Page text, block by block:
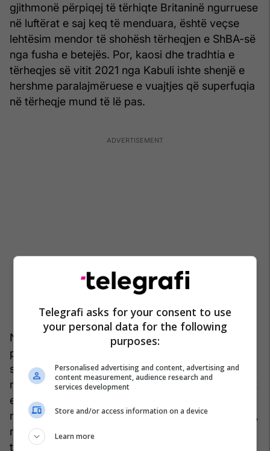
gjithmonë përpiqej të tërhiqte Britaninë ngurruese
në luftërat e saj keq të menduara, është veçse
lehtësim mendor të shohësh tërheqjen e ShBA-së
nga fusha e betejës. Por, kaosi dhe tradhtia e
tërheqjes së vitit 2021 nga Kabuli ishte shenjë e
hershme paralajmëruese e vuajtjes që superfuqia
në tërheqje mund të lë pas.
Në këtë kontekst, adoptimi i mendësisë të
paraluftës, pothuajse dhe me siguri do të thotë të
shpenzosh më shumë për mbrojtjen sesa do të
mundte një qeveri laburiste që trashëgon financat
e gjymtuara publike. Por, gjithashtu mbështet
rastin për gjërat që Britania patjetër duhet të bëjë,
nga vendosja e sistemeve të raketave nën
tranzicionin e energjisë e rinovueshme - pse
Telegrafi asks for your consent to use
your personal data for the following
purposes:
Personalised advertising and content, advertising and
content measurement, audience research and
services development
Store and/or access information on a device
Learn more